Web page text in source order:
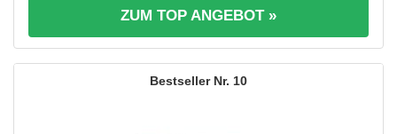
ZUM TOP ANGEBOT »
10